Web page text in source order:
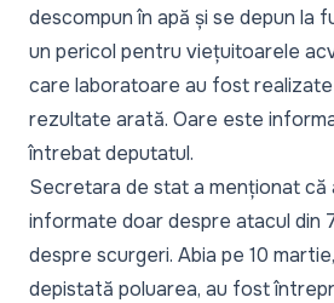
descompun în apă și se depun la
un pericol pentru viețuitoarele
care laboratoare au fost
rezultate arată. Oare este
întrebat deputatul.
Secretara de stat a menționat
informate doar despre atacul din
despre scurgeri. Abia pe 10
depistată poluarea, au fost